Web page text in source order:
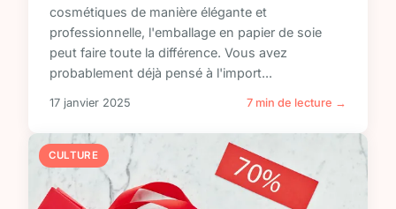
cosmétiques de manière élégante et
professionnelle, l'emballage en papier de soie
peut faire toute la différence. Vous avez
probablement déjà pensé à l'import...
17 janvier 2025 7 min de lecture →
CULTURE